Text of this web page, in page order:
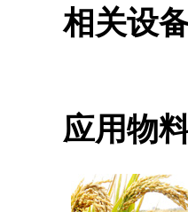
相关设
应用物